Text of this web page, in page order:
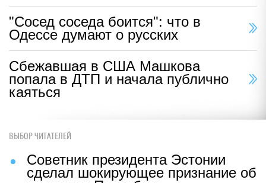
"Сосед соседа боится": что в
Одессе думают о русских
Сбежавшая в США Машкова
попала в ДТП и начала публично
каяться
ВЫБОР ЧИТАТЕЛЕЙ
Советник президента Эстонии
сделал шокирующее признание об